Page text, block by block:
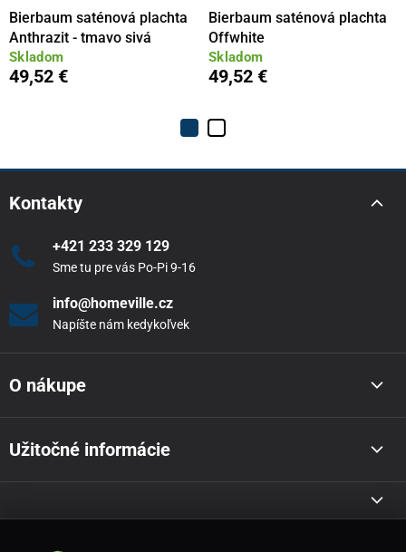
Bierbaum saténová plachta
Anthrazit - tmavo sivá
Skladom
49,52 €
Bierbaum saténová plachta
Offwhite
Skladom
49,52 €
Kontakty
+421 233 329 129
Sme tu pre vás Po-Pi 9-16
info@homeville.cz
Napíšte nám kedykoľvek
O nákupe
Užitočné informácie